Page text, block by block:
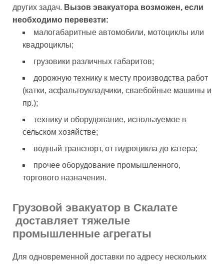
других задач. Вызов эвакуатора возможен, если
необходимо перевезти:
малогабаритные автомобили, мотоциклы или
квадроциклы;
грузовики различных габаритов;
дорожную технику к месту производства работ
(катки, асфальтоукладчики, сваебойные машины и
пр.);
технику и оборудование, используемое в
сельском хозяйстве;
водный транспорт, от гидроцикла до катера;
прочее оборудование промышленного,
торгового назначения.
Грузовой эвакуатор в Скалате
доставляет тяжелые
промышленные агрегаты
Для одновременной доставки по адресу нескольких